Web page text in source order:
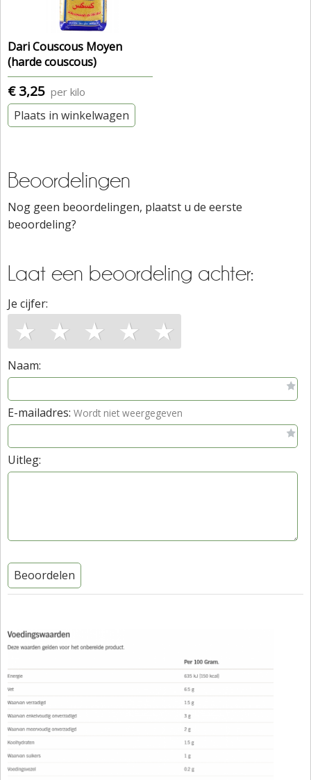
Dari Couscous Moyen
(harde couscous)
€ 3,25 per kilo
Plaats in winkelwagen
Beoordelingen
Nog geen beoordelingen, plaatst u de eerste
beoordeling?
Laat een beoordeling achter:
Je cijfer:
★ ★ ★ ★ ★
Naam:
E-mailadres: Wordt niet weergegeven
Uitleg:
Beoordelen